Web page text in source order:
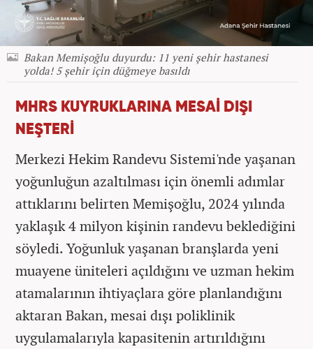
Bakan Memişoğlu duyurdu: 11 yeni şehir hastanesi
yolda! 5 şehir için düğmeye basıldı
MHRS KUYRUKLARINA MESAİ DIŞI
NEŞTERİ
Merkezi Hekim Randevu Sistemi'nde yaşanan
yoğunluğun azaltılması için önemli adımlar
attıklarını belirten Memişoğlu, 2024 yılında
yaklaşık 4 milyon kişinin randevu beklediğini
söyledi. Yoğunluk yaşanan branşlarda yeni
muayene üniteleri açıldığını ve uzman hekim
atamalarının ihtiyaçlara göre planlandığını
aktaran Bakan, mesai dışı poliklinik
uygulamalarıyla kapasitenin artırıldığını